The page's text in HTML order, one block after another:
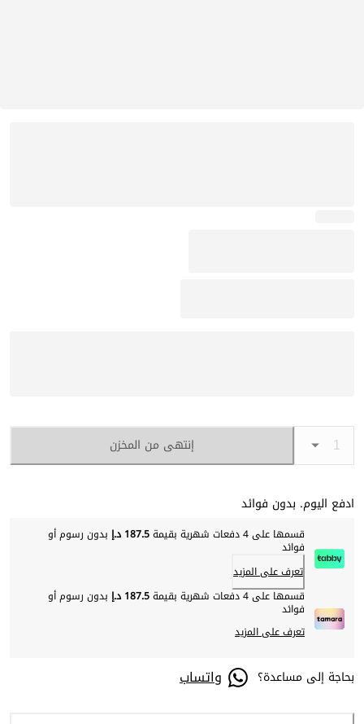
إنتهى من المخزن
ادفع اليوم. بدون فوائد
قسمها على 4 دفعات شهرية بقيمة 187.5 د.إ بدون رسوم أو
فوائد
تعرف على المزيد
قسمها على 4 دفعات شهرية بقيمة
187.5 د.إ بدون رسوم أو
فوائد
تعرف على المزيد
بحاجة إلى مساعدة؟ واتساب